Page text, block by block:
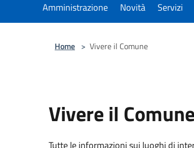
Amministrazione Novità Servizi
Home > Vivere il Comune
Vivere il Comune
Tutte le informazioni sui luoghi di